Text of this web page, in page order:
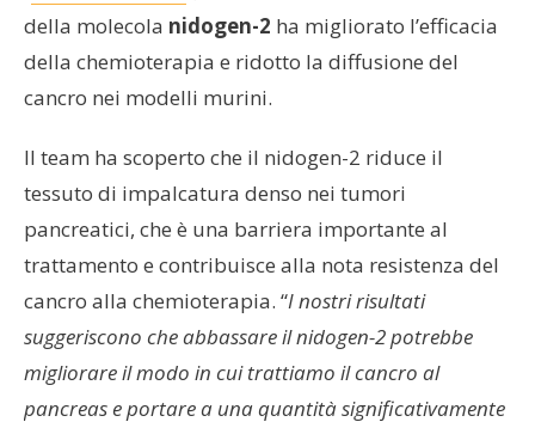
della molecola nidogen-2 ha migliorato l’efficacia
della chemioterapia e ridotto la diffusione del
cancro nei modelli murini.
Il team ha scoperto che il nidogen-2 riduce il
tessuto di impalcatura denso nei tumori
pancreatici, che è una barriera importante al
trattamento e contribuisce alla nota resistenza del
cancro alla chemioterapia. “I nostri risultati
suggeriscono che abbassare il nidogen-2 potrebbe
migliorare il modo in cui trattiamo il cancro al
pancreas e portare a una quantità significativamente